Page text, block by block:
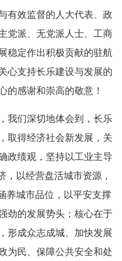
有效监督的人大代表、政
党派、无党派人士、工商
稳定作出积极贡献的驻航
心支持长乐建设与发展的
的感谢和崇高的敬意！
我们深切地体会到，长乐
取得经济社会新发展， 关
政绩观，坚持以工业主导
，以经营盘活城市资源，
养城市品位，以平安支撑
劲的发展势头； 核心在于
形成众志成城、加快发展
为民、保障公共安全和处